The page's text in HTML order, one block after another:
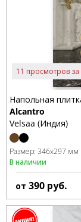
11 просмотров
Напольная
Alcantro
Velsaa (Индия)
Размер: 346x297 мм
В наличии
от 390 руб.